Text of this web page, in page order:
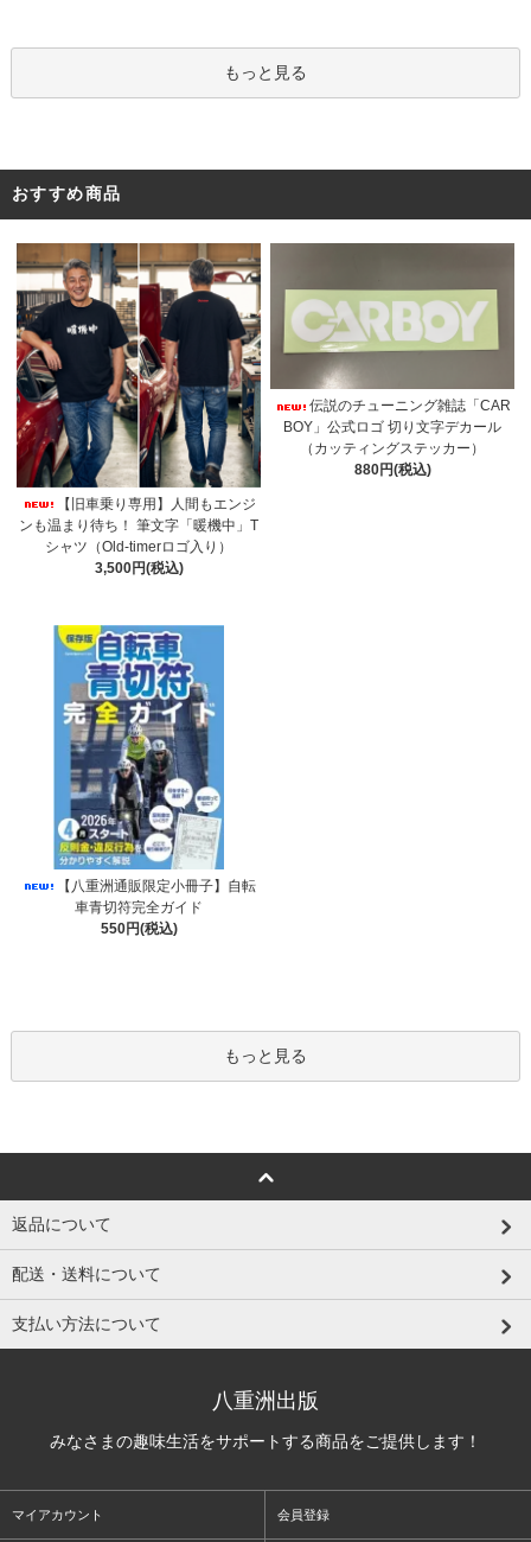
もっと見る
おすすめ商品
【旧車乗り専用】人間もエンジ
ンも温まり待ち！ 筆文字「暖機中」T
シャツ（Old-timerロゴ入り）
3,500円(税込)
伝説のチューニング雑誌「CAR
BOY」公式ロゴ 切り文字デカール
（カッティングステッカー）
880円(税込)
【八重洲通販限定小冊子】自転
車青切符完全ガイド
550円(税込)
もっと見る
返品について
配送・送料について
支払い方法について
八重洲出版
みなさまの趣味生活をサポートする商品をご提供します！
マイアカウント 会員登録